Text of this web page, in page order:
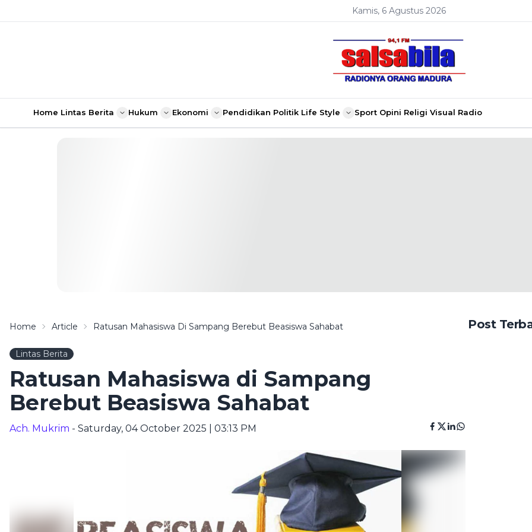
Kamis, 6 Agustus 2026
Home Lintas Berita Hukum Ekonomi Pendidikan Politik Life Style Sport Opini Religi Visual Radio
Home Article Ratusan Mahasiswa Di Sampang Berebut Beasiswa Sahabat
Lintas Berita
Ratusan Mahasiswa di Sampang
Berebut Beasiswa Sahabat
Ach. Mukrim - Saturday, 04 October 2025 | 03:13 PM
Post